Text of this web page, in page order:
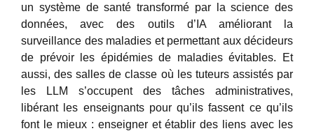
un système de santé transformé par la science des
données, avec des outils d’IA améliorant la
surveillance des maladies et permettant aux décideurs
de prévoir les épidémies de maladies évitables. Et
aussi, des salles de classe où les tuteurs assistés par
les LLM s’occupent des tâches administratives,
libérant les enseignants pour qu’ils fassent ce qu’ils
font le mieux : enseigner et établir des liens avec les